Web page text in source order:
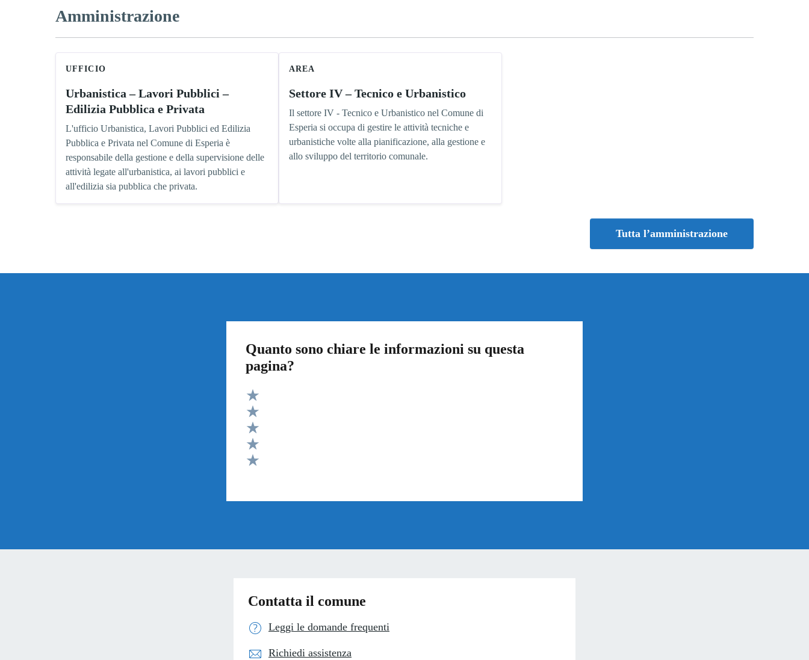
Amministrazione
UFFICIO
Urbanistica – Lavori Pubblici –
Edilizia Pubblica e Privata
L'ufficio Urbanistica, Lavori Pubblici ed Edilizia
Pubblica e Privata nel Comune di Esperia è
responsabile della gestione e della supervisione delle
attività legate all'urbanistica, ai lavori pubblici e
all'edilizia sia pubblica che privata.
AREA
Settore IV – Tecnico e Urbanistico
Il settore IV - Tecnico e Urbanistico nel Comune di
Esperia si occupa di gestire le attività tecniche e
urbanistiche volte alla pianificazione, alla gestione e
allo sviluppo del territorio comunale.
Tutta l’amministrazione
Quanto sono chiare le informazioni su questa
pagina?
Valuta 5 stelle su 5
Valuta 4 stelle su 5
Valuta 3 stelle su 5
Valuta 2 stelle su 5
Contatta il comune
Leggi le domande frequenti
Richiedi assistenza